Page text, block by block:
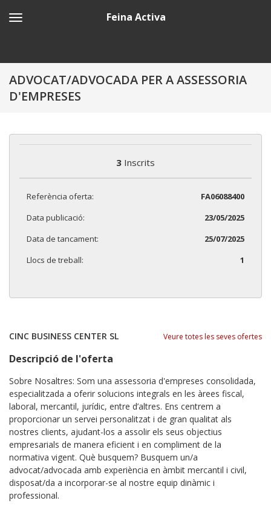
Feina Activa
ADVOCAT/ADVOCADA PER A ASSESSORIA
D'EMPRESES
3 Inscrits
Referència oferta:
FA06088400
Data publicació:
23/05/2025
Data de tancament:
25/07/2025
Llocs de treball:
1
CINC BUSINESS CENTER SL Veure totes les seves ofertes
Descripció de l'oferta
Sobre Nosaltres: Som una assessoria d'empreses consolidada,
especialitzada a oferir solucions integrals en les àrees fiscal,
laboral, mercantil, jurídic, entre d’altres. Ens centrem a
proporcionar un servei personalitzat i de gran qualitat als
nostres clients, ajudant-los a assolir els seus objectius
empresarials de manera eficient i en compliment de la
normativa vigent. Què busquem? Busquem un/a
advocat/advocada amb experiència en àmbit mercantil i civil,
disposat/da a incorporar-se al nostre equip dinàmic i
professional.